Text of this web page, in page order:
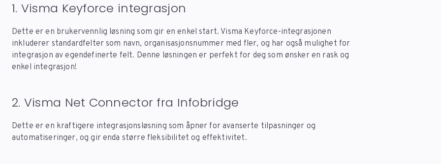
1. Visma Keyforce integrasjon
Dette er en brukervennlig løsning som gir en enkel start. Visma Keyforce-integrasjonen
inkluderer standardfelter som navn, organisasjonsnummer med fler, og har også mulighet for
integrasjon av egendefinerte felt. Denne løsningen er perfekt for deg som ønsker en rask og
enkel integrasjon!
2. Visma Net Connector fra Infobridge
Dette er en kraftigere integrasjonsløsning som åpner for avanserte tilpasninger og
automatiseringer, og gir enda større fleksibilitet og effektivitet.